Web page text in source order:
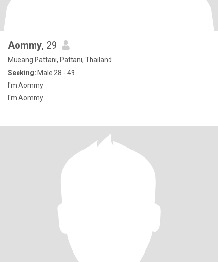
Aommy, 29
Mueang Pattani, Pattani, Thailand
Seeking: Male 28 - 49
I'm Aommy
I'm Aommy